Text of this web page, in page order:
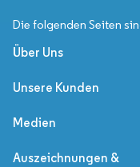
Die folgenden Seiten
Über Uns
Unsere Kunden
Medien
Auszeichnungen &